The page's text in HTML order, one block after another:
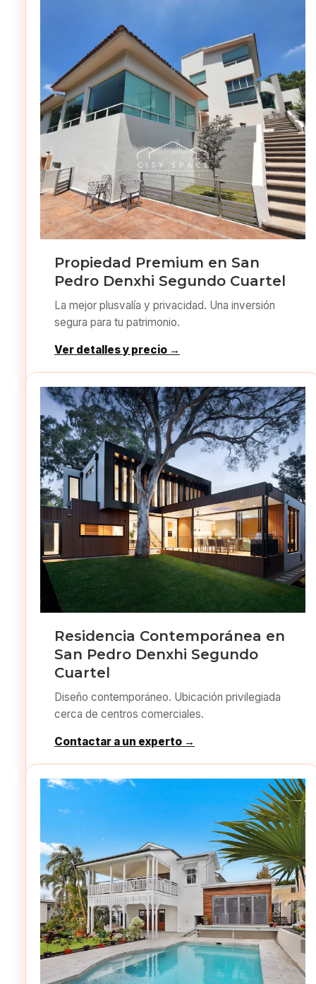
Propiedad Premium en San
Pedro Denxhi Segundo Cuartel
La mejor plusvalía y privacidad. Una inversión
segura para tu patrimonio.
Ver detalles y precio →
Residencia Contemporánea en
San Pedro Denxhi Segundo
Cuartel
Diseño contemporáneo. Ubicación privilegiada
cerca de centros comerciales.
Contactar a un experto →